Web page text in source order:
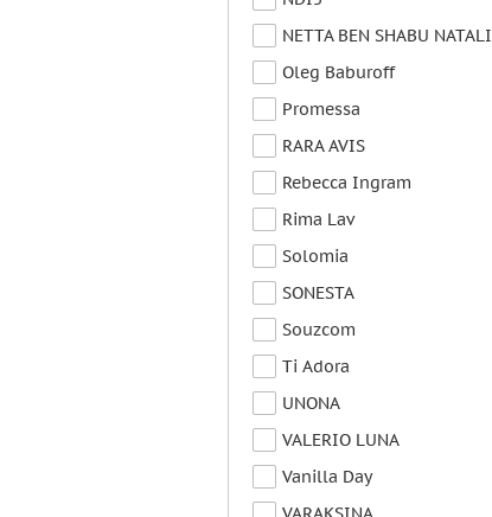
NETTA BEN SHABU NATALI
Oleg Baburoff
Promessa
RARA AVIS
Rebecca Ingram
Rima Lav
Solomia
SONESTA
Souzcom
Ti Adora
UNONA
VALERIO LUNA
Vanilla Day